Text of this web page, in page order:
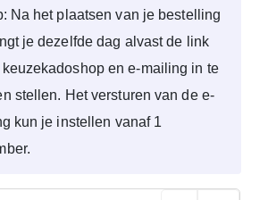
Na het plaatsen van je bestelling
je dezelfde dag alvast de link
en e-mailing in te
stellen. Het versturen van de e-
kun je instellen vanaf 1